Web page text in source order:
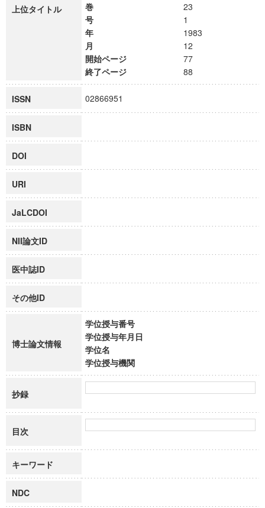
上位タイトル
巻
23
号
1
年
1983
月
12
開始ページ
77
終了ページ
88
ISSN 02866951
ISBN
DOI
URI
JaLCDOI
NII論文ID
医中誌ID
その他ID
博士論文情報
学位授与番号
学位授与年月日
学位名
学位授与機関
抄録
目次
キーワード
NDC